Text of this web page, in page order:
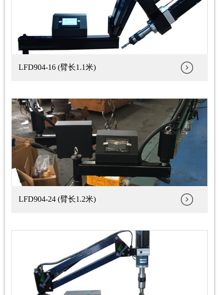
LFD904-16 (臂长1.1米)
LFD904-24 (臂长1.2米)